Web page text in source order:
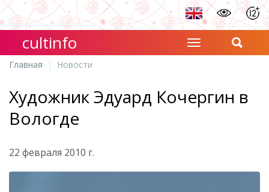
cultinfo
Главная Новости
Художник Эдуард Кочергин в
Вологде
22 февраля 2010 г.